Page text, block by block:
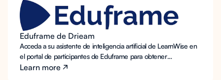
Eduframe de Drieam
Acceda a su asistente de inteligencia artificial de LearnWise en
el portal de participantes de Eduframe para obtener
asesoramiento personalizado sobre los cursos y asistencia para
Learn more